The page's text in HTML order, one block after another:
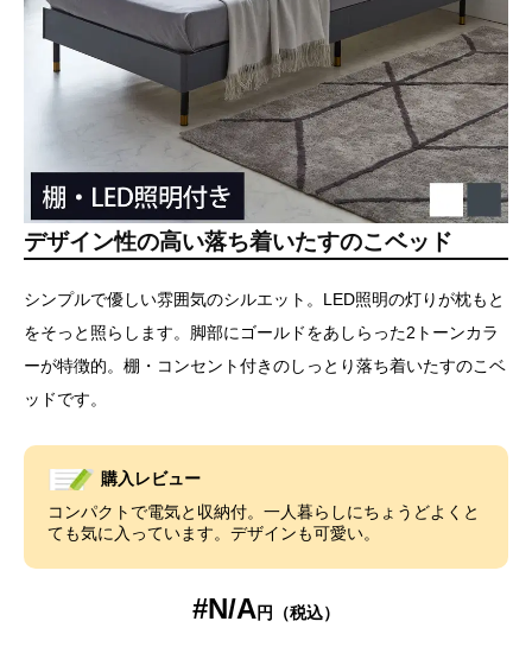
デザイン性の高い落ち着いたすのこベッド
シンプルで優しい雰囲気のシルエット。LED照明の灯りが枕もと
をそっと照らします。脚部にゴールドをあしらった2トーンカラ
ーが特徴的。棚・コンセント付きのしっとり落ち着いたすのこベ
ッドです。
購入レビュー
コンパクトで電気と収納付。一人暮らしにちょうどよくと
ても気に入っています。デザインも可愛い。
#N/A